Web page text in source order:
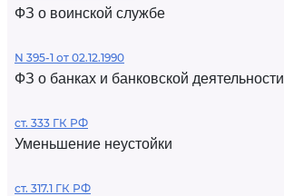
ФЗ о воинской службе
N 395-1 от 02.12.1990
ФЗ о банках и банковской деятельности
ст. 333 ГК РФ
Уменьшение неустойки
ст. 317.1 ГК РФ